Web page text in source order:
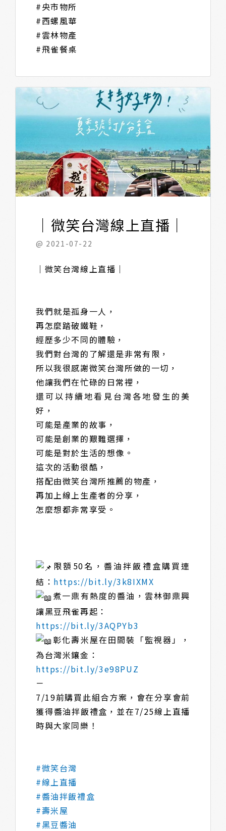
#央市物所
#西螺風華
#雲林物產
#飛雀餐桌
｜微笑台灣線上直播｜
@ 2021-07-22
｜微笑台灣線上直播｜
我們就是孤身一人，
再怎麼踏破鐵鞋，
經歷多少不同的體驗，
我們對台灣的了解還是非常有限，
所以我很感謝微笑台灣所做的一切，
他讓我們在忙碌的日常裡，
還可以持續地看見台灣各地發生的美
好，
可能是產業的故事，
可能是創業的艱難選擇，
可能是對於生活的想像。
這次的活動很酷，
搭配由微笑台灣所推薦的物產，
再加上線上生產者的分享，
怎麼想都非常享受。
限額50名，醬油拌飯禮盒購買連
結： https://bit.ly/3k8IXMX
煮一鼎有熱度的醬油，雲林御鼎興
讓黑豆飛雀再起：
https://bit.ly/3AQPYb3
彰化壽米屋在田間裝「監視器」，
為台灣米鑲金：
https://bit.ly/3e98PUZ
－
7/19前購買此組合方案，會在分享會前
獲得醬油拌飯禮盒，並在7/25線上直播
時與大家同樂！
#微笑台灣
#線上直播
#醬油拌飯禮盒
#壽米屋
#黑豆醬油